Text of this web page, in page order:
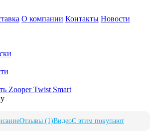
О компании Контакты Новости
Zooper Twist Smart
Отзывы (1)ВидеоС этим покупают